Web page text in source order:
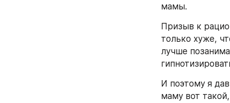
мамы.
Призыв к
только хуже,
лучше
И поэтому я
маму вот